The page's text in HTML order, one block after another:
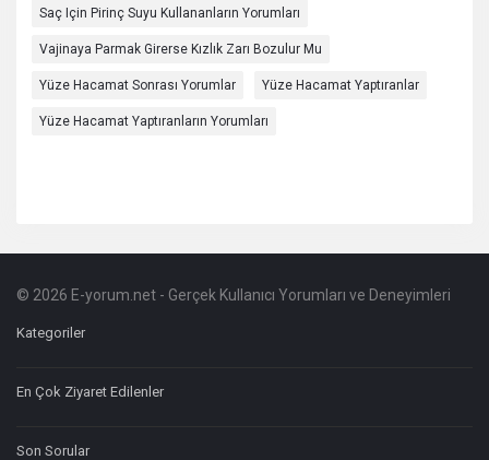
Saç Için Pirinç Suyu Kullananların Yorumları
Vajinaya Parmak Girerse Kızlık Zarı Bozulur Mu
Yüze Hacamat Sonrası Yorumlar Yüze Hacamat Yaptıranlar
Yüze Hacamat Yaptıranların Yorumları
Footer
Hakkında
© 2026 E-yorum.net - Gerçek Kullanıcı Yorumları ve Deneyimleri
Kategoriler
En Çok Ziyaret Edilenler
Son Sorular